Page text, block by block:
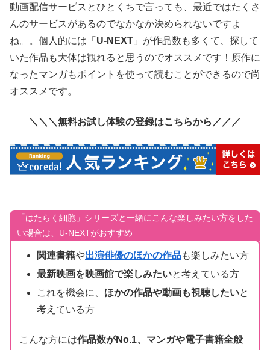
動画配信サービスとひとくちで言っても、最近ではたくさ
んのサービスがあるのでなかなか決められないですよ
ね。。個人的には「 U-NEXT 」が作品数も多くて、探して
いた作品も大体は観れると思うのでオススメです！原作に
なったマンガもポイントを使って読むことができるので尚
オススメです。
＼＼＼無料お試し体験の登録はこちらから／／／
「はたらく細胞」シリーズと一緒にこんな楽しみたい方をした
い場合は、U-NEXTがおすすめ
関連書籍や出演俳優のほかの作品も楽しみたい方
最新映画を映画館で楽しみたいと考えている方
これを機会に、 ほかの作品や動画も視聴したいと
考えている方
こんな方には作品数がNo.1、マンガや電子書籍全般